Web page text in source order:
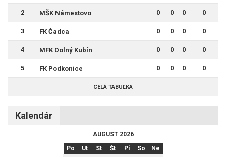
2 MŠK Námestovo 0 0 0 0
3 FK Čadca 0 0 0 0
4 MFK Dolný Kubín 0 0 0 0
5 FK Podkonice 0 0 0 0
CELÁ TABUĽKA
Kalendár
AUGUST 2026
Po
Ut St Št Pi So Ne